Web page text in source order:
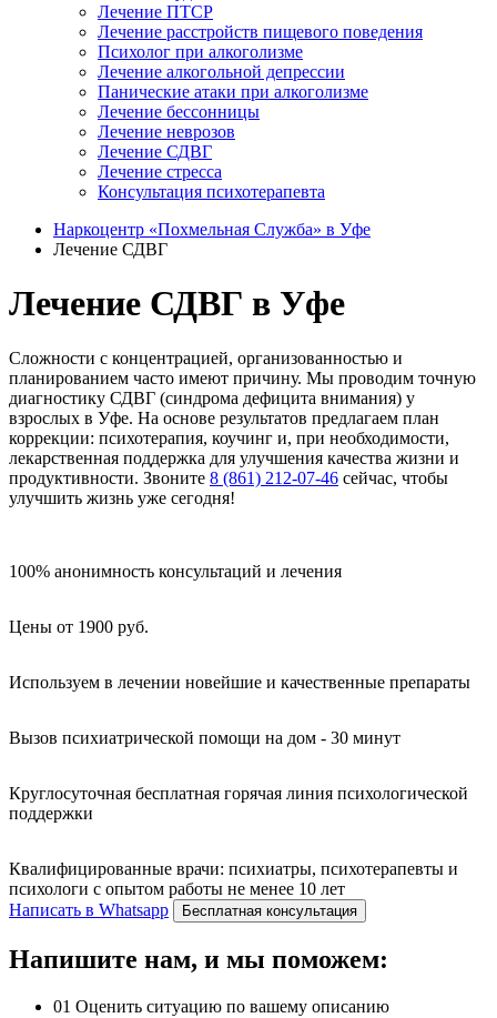
Лечение ПТСР
Лечение расстройств пищевого поведения
Психолог при алкоголизме
Лечение алкогольной депрессии
Панические атаки при алкоголизме
Лечение бессонницы
Лечение неврозов
Лечение СДВГ
Лечение стресса
Консультация психотерапевта
Наркоцентр «Похмельная Служба» в Уфе
Лечение СДВГ
Лечение СДВГ в Уфе
Сложности с концентрацией, организованностью и
планированием часто имеют причину. Мы проводим точную
диагностику СДВГ (синдрома дефицита внимания) у
взрослых в Уфе. На основе результатов предлагаем план
коррекции: психотерапия, коучинг и, при необходимости,
лекарственная поддержка для улучшения качества жизни и
продуктивности. Звоните 8 (861) 212-07-46 сейчас, чтобы
улучшить жизнь уже сегодня!
100% анонимность консультаций и лечения
Цены от 1900 руб.
Используем в лечении новейшие и качественные препараты
Вызов психиатрической помощи на дом - 30 минут
Круглосуточная бесплатная горячая линия психологической
поддержки
Квалифицированные врачи: психиатры, психотерапевты и
психологи с опытом работы не менее 10 лет
Написать в Whatsapp
Бесплатная консультация
Напишите нам, и мы поможем:
01 Оценить ситуацию по вашему описанию